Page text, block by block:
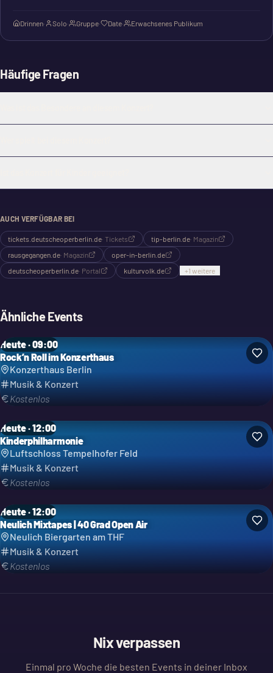
Drinnen· Solo· Gruppe· Date· Erwachsenes Publikum
Häufige Fragen
AUCH VERFÜGBAR BEI
tickets.deutscheoperberlin.de· Tickets tip-berlin.de· Magazin
rausgegangen.de· Magazin
oper-in-berlin.de
deutscheoperberlin.de· Portal kulturvolk.de +1 weitere
Ähnliche Events
Heute · 09:00
Rock’n Roll im Konzerthaus
Konzerthaus Berlin
Musik & Konzert
Kostenlos
Heute · 12:00
Kinderphilharmonie
Luftschloss Tempelhofer Feld
Musik & Konzert
Kostenlos
Heute · 12:00
Neulich Mixtapes | 40 Grad Open Air
Neulich Biergarten am THF
Musik & Konzert
Kostenlos
Nix verpassen
Einmal pro Woche die besten Events in deiner Inbox